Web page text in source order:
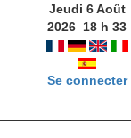
Jeudi 6 Août
2026 18 h33
Se connecter